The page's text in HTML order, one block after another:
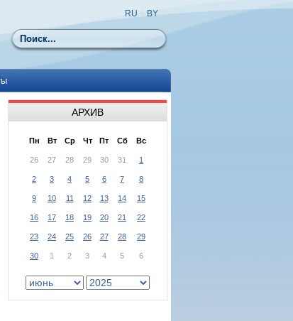
Поиск
RU BY
АРХИВ
Пн Вт Ср Чт Пт Сб Вс
26 27 28 29 30 31 1
2 3 4 5 6 7 8
9 10 11 12 13 14 15
16 17 18 19 20 21 22
23 24 25 26 27 28 29
30 1 2 3 4 5 6